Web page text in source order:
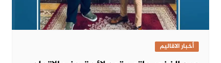
أخبار الاقاليم